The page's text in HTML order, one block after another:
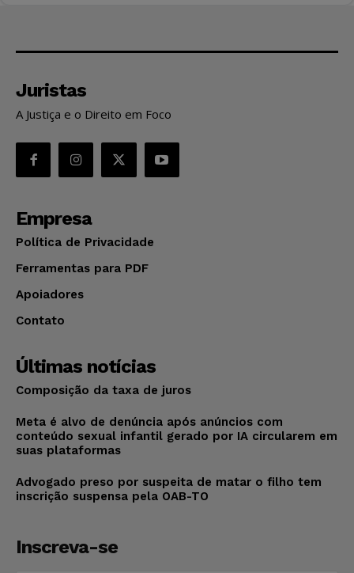
Juristas
A Justiça e o Direito em Foco
Empresa
Política de Privacidade
Ferramentas para PDF
Apoiadores
Contato
Últimas notícias
Composição da taxa de juros
Meta é alvo de denúncia após anúncios com
conteúdo sexual infantil gerado por IA circularem em
suas plataformas
Advogado preso por suspeita de matar o filho tem
inscrição suspensa pela OAB-TO
Inscreva-se